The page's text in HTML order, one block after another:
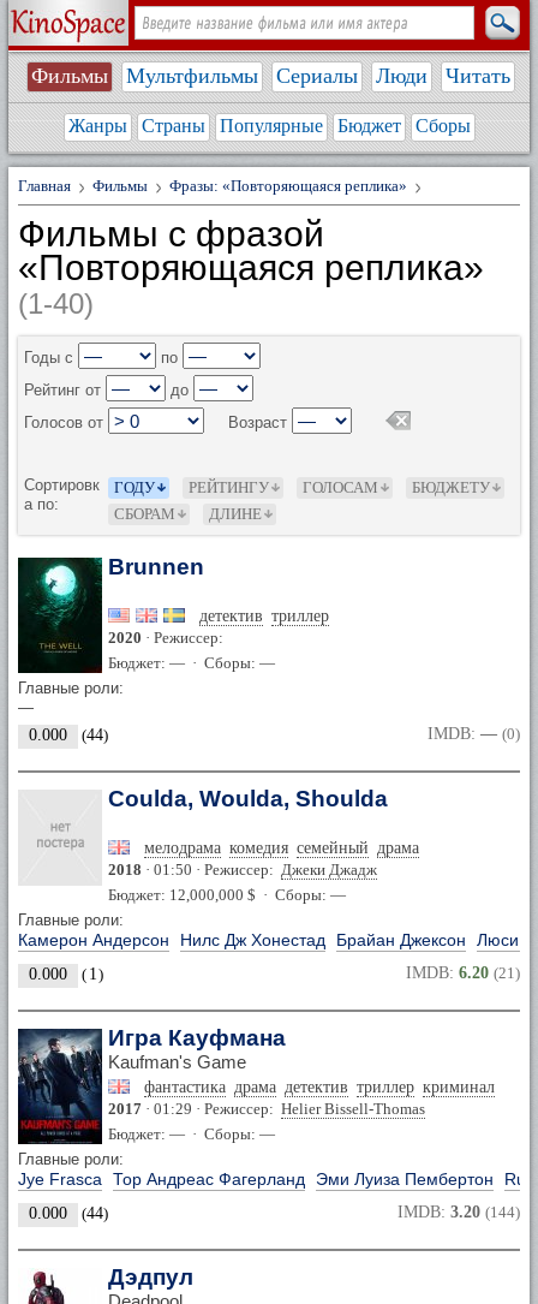
Фильмы Мультфильмы Сериалы Люди Читать
Жанры Страны Популярные Бюджет Сборы
Главная Фильмы Фразы: «Повторяющаяся реплика»
Фильмы с фразой
«Повторяющаяся реплика»
(1-40)
Годы с
по
Рейтинг от
до
Голосов от
Возраст
Сортировк
а по:
ГОДУ РЕЙТИНГУ ГОЛОСАМ
БЮДЖЕТУ
СБОРАМ
ДЛИНЕ
Brunnen
детектив триллер
2020 · Режиссер:
Бюджет: — · Сборы: —
Главные роли:
—
0.000
(44) IMDB: — (0)
Coulda, Woulda, Shoulda
мелодрама комедия семейный драма
2018 · 01:50 · Режиссер: Джеки Джадж
Бюджет: 12,000,000 $ · Сборы: —
Главные роли:
Камерон Андерсон Нилс Дж Хонестад Брайан Джексон Люси
0.000 ( 1) IMDB: 6.20 (21)
Игра Кауфмана
Kaufman's Game
фантастика драма детектив триллер криминал
2017 · 01:29 · Режиссер: Helier Bissell-Thomas
Бюджет: — · Сборы: —
Главные роли:
Jye Frasca Тор Андреас Фагерланд Эми Луиза Пембертон
0.000 (44) IMDB: 3.20 (144)
Дэдпул